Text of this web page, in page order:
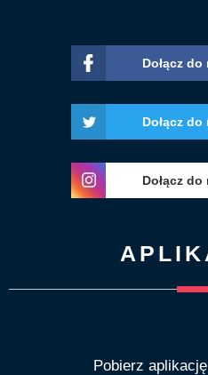
Dołącz do
Dołącz do
Dołącz do
Pobierz